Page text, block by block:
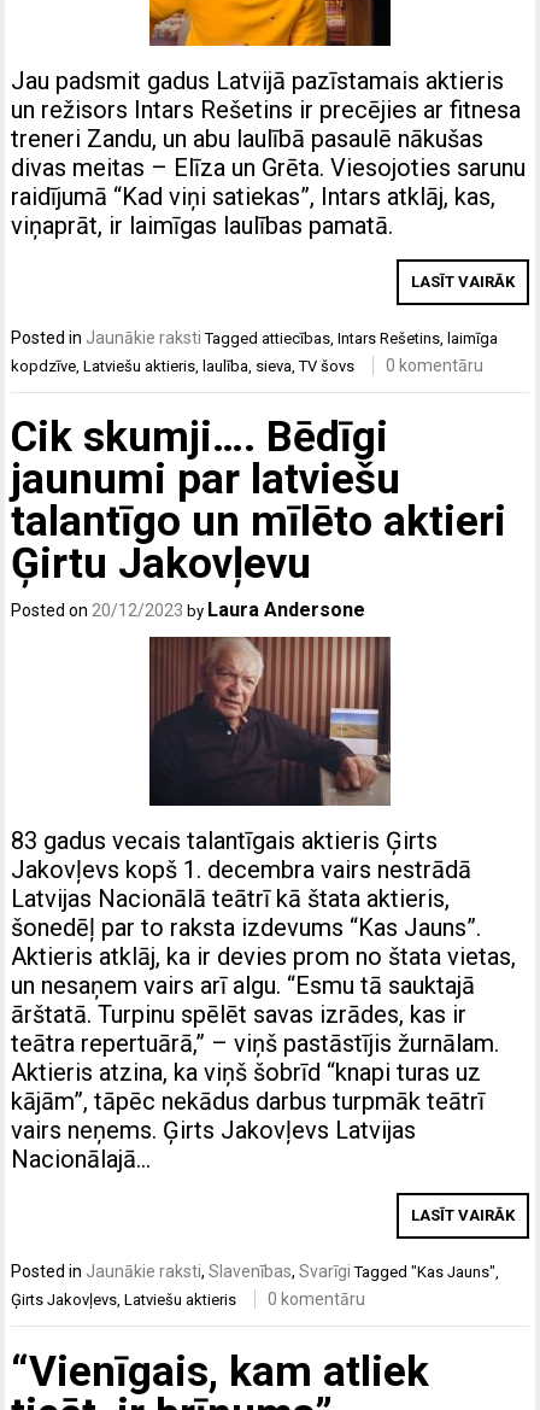
Jau padsmit gadus Latvijā pazīstamais aktieris
un režisors Intars Rešetins ir precējies ar fitnesa
treneri Zandu, un abu laulībā pasaulē nākušas
divas meitas – Elīza un Grēta. Viesojoties sarunu
raidījumā “Kad viņi satiekas”, Intars atklāj, kas,
viņaprāt, ir laimīgas laulības pamatā.
LASĪT VAIRĀK
Posted in Jaunākie raksti Taggedattiecības ,Intars Rešetins laimīga
kopdzīve ,Latviešu aktieris laulība sieva ,TV šovs 0 komentāru
Cik skumji…. Bēdīgi
jaunumi par latviešu
talantīgo un mīlēto aktieri
Ģirtu Jakovļevu
Posted on20/12/2023 by Laura Andersone
83 gadus vecais talantīgais aktieris Ģirts
Jakovļevs kopš 1. decembra vairs nestrādā
Latvijas Nacionālā teātrī kā štata aktieris,
šonedēļ par to raksta izdevums “Kas Jauns”.
Aktieris atklāj, ka ir devies prom no štata vietas,
un nesaņem vairs arī algu. “Esmu tā sauktajā
ārštatā. Turpinu spēlēt savas izrādes, kas ir
teātra repertuārā,” – viņš pastāstījis žurnālam.
Aktieris atzina, ka viņš šobrīd “knapi turas uz
kājām”, tāpēc nekādus darbus turpmāk teātrī
vairs neņems. Ģirts Jakovļevs Latvijas
Nacionālajā…
LASĪT VAIRĀK
Posted in Jaunākie raksti,Slavenības,Svarīgi Tagged"Kas Jauns",
Ģirts Jakovļevs,Latviešu aktieris 0 komentāru
“Vienīgais, kam atliek